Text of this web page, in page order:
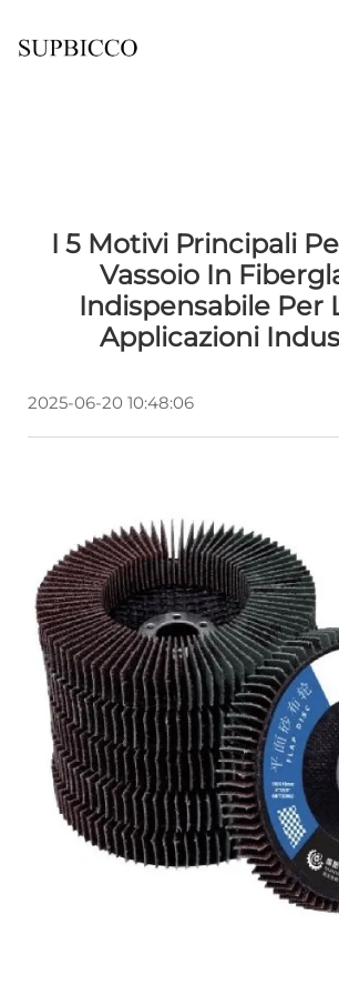
I 5 Motivi Principali
Vassoio In
Indispensabile Per
Applicazioni
2025-06-20 10:48:06